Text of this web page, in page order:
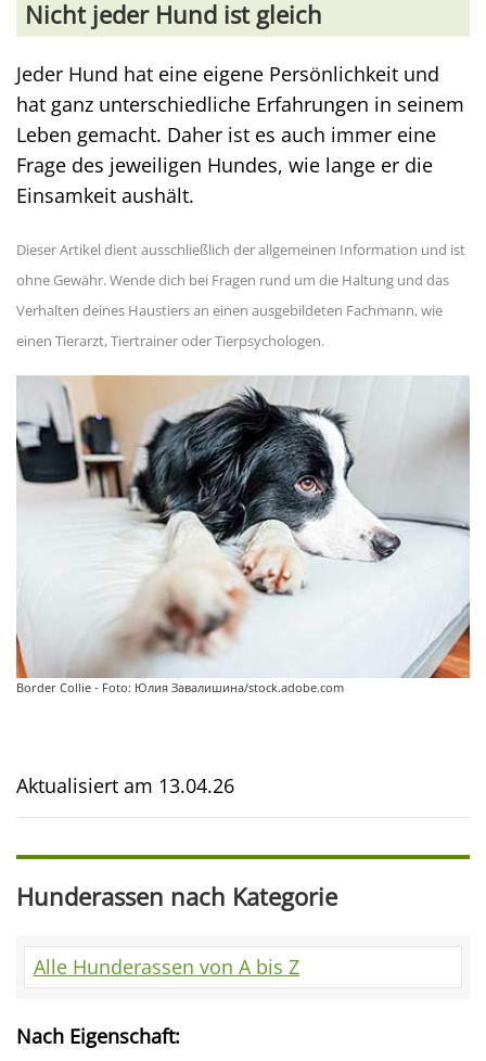
Nicht jeder Hund ist gleich
Jeder Hund hat eine eigene Persönlichkeit und
hat ganz unterschiedliche Erfahrungen in seinem
Leben gemacht. Daher ist es auch immer eine
Frage des jeweiligen Hundes, wie lange er die
Einsamkeit aushält.
Dieser Artikel dient ausschließlich der allgemeinen Information und ist
ohne Gewähr. Wende dich bei Fragen rund um die Haltung und das
Verhalten deines Haustiers an einen ausgebildeten Fachmann, wie
einen Tierarzt, Tiertrainer oder Tierpsychologen.
Border Collie - Foto: Юлия Завалишина/stock.adobe.com
Aktualisiert am 13.04.26
Hunderassen nach Kategorie
Alle Hunderassen von A bis Z
Nach Eigenschaft: